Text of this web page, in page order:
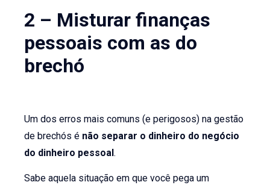
2 – Misturar finanças
pessoais com as do
brechó
Um dos erros mais comuns (e perigosos) na gestão
de brechós é não separar o dinheiro do negócio
do dinheiro pessoal.
Sabe aquela situação em que você pega um